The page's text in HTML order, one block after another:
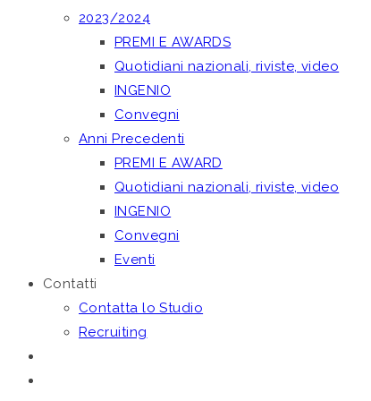
2023/2024
PREMI E AWARDS
Quotidiani nazionali, riviste, video
INGENIO
Convegni
Anni Precedenti
PREMI E AWARD
Quotidiani nazionali, riviste, video
INGENIO
Convegni
Eventi
Contatti
Contatta lo Studio
Recruiting